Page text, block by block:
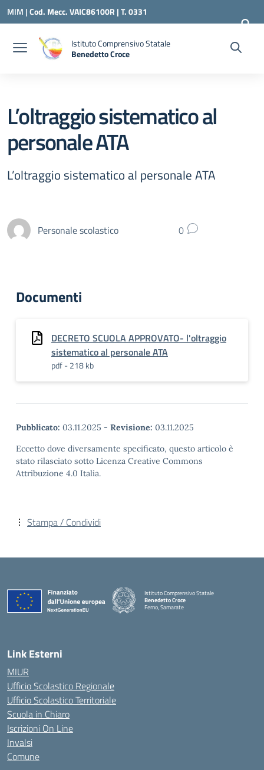
Vai ai contenuti
Vai al menu di navigazione
Vai al footer
MIM |Cod. Mecc. VAIC86100R | T. 0331
240260 | VAIC86100R@ISTRUZIONE.IT
Istituto Comprensivo Statale
Benedetto Croce
L’oltraggio sistematico al
personale ATA
L’oltraggio sistematico al personale ATA
Personale scolastico 0
Documenti
DECRETO SCUOLA APPROVATO- l'oltraggio
sistematico al personale ATA
pdf - 218 kb
Pubblicato: 03.11.2025 - Revisione: 03.11.2025
Eccetto dove diversamente specificato, questo articolo è
stato rilasciato sotto Licenza Creative Commons
Attribuzione 4.0 Italia.
Stampa / Condividi
Istituto Comprensivo Statale
Benedetto Croce
Ferno, Samarate
Link Esterni
MIUR
Ufficio Scolastico Regionale
Ufficio Scolastico Territoriale
Scuola in Chiaro
Iscrizioni On Line
Invalsi
Comune